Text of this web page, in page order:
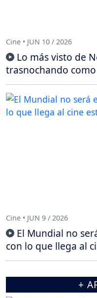
Cine • JUN 10 / 2026
Lo más visto de
trasnochando
Cine • JUN 9 / 2026
El Mundial no
con lo que llega al
+